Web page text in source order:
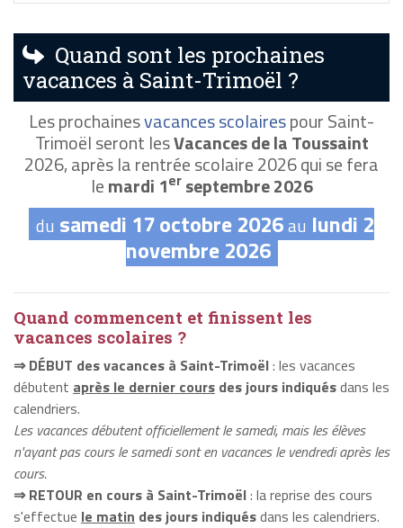
Quand sont les prochaines
vacances à Saint-Trimoël ?
Les prochainesvacances scolairespour Saint-
Trimoël seront lesVacances de la Toussaint
2026, après la rentrée scolaire 2026 qui se fera
lemardi 1erseptembre 2026
du samedi 17 octobre 2026au lundi 2
novembre 2026
Quand commencent et finissent les
vacances scolaires ?
⇒ DÉBUT des vacances à Saint-Trimoël: les vacances
débutent après le dernier cours des jours indiquésdans les
calendriers.
Les vacances débutent officiellement le samedi, mais les élèves
n'ayant pas cours le samedi sont en vacances le vendredi après les
cours.
⇒ RETOUR en cours à Saint-Trimoël: la reprise des cours
s'effectue le matin des jours indiquésdans les calendriers.